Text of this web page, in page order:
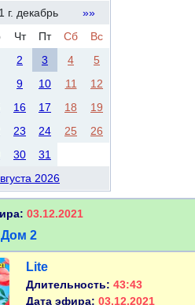
г. декабрь
»»
Чт Пт Сб
Вс
2 3 4
5
9 10 11
12
16 17 18
19
23 24 25
26
30
31
2026
03.12.2021
Дом 2
Lite
Длительность: 43:43
Дата эфира: 03.12.2021